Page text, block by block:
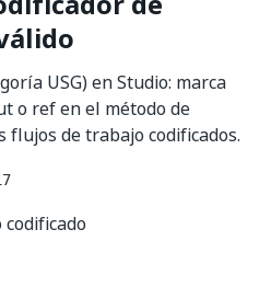
USG) en Studio: marca
o ref en el método de
flujos de trabajo codificados.